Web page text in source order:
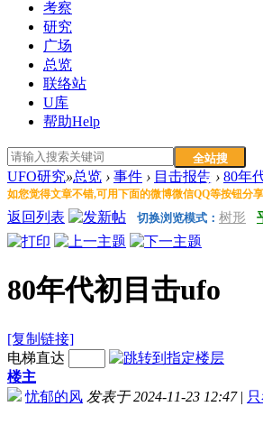
考察
研究
广场
总览
联络站
U库
帮助Help
全站搜
索
UFO研究»总览 › 事件 › 目击报告 › 80年
如您觉得文章不错,可用下面的微博微信QQ等按钮分
返回列表 切换浏览模式： 树形
80年代初目击ufo
[复制链接]
电梯直达
楼主
忧郁的风 发表于 2024-11-23 12:47 |